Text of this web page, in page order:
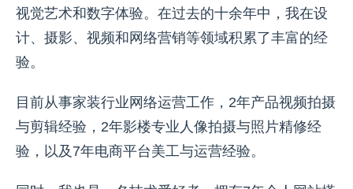
视觉艺术和数字体验。在过去的十余年中，我在设
计、摄影、视频和网络营销等领域积累了丰富的经
验。
目前从事家装行业网络运营工作，2年产品视频拍摄
与剪辑经验，2年影楼专业人像拍摄与照片精修经
验，以及7年电商平台美工与运营经验。